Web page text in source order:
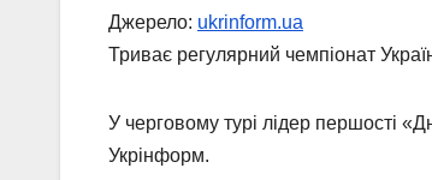
Джерело: ukrinform.ua
Триває регулярний чемпіонат
У черговому турі лідер першості
Укрінформ.